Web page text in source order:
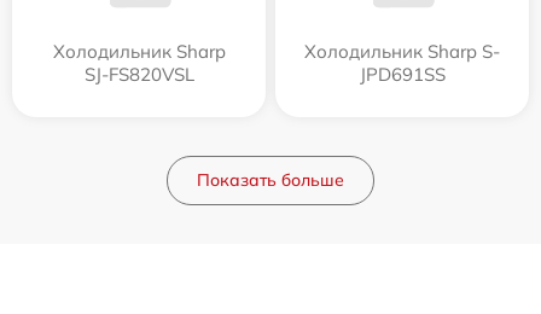
Холодильник Sharp
SJ-FS820VSL
Холодильник Sharp S-
JPD691SS
Показать больше